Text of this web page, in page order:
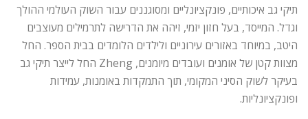
תיקי גב איכותיים, פונקציונליים ומסוגננים עבור השוק העולמי ההולך
וגדל. המייסד, בעל חזון יזמי, זיהה את הדרישה לתרמילים מעוצבים
היטב, במיוחד באזורים עירוניים ולילדים הלומדים בבית הספר. החל
מצוות קטן של אומנים ועובדים מיומנים, Zheng החל לייצר תיקי גב
בעיקר לשוק הסיני המקומי, תוך התמקדות באומנות, עמידות
ופונקציונליות.